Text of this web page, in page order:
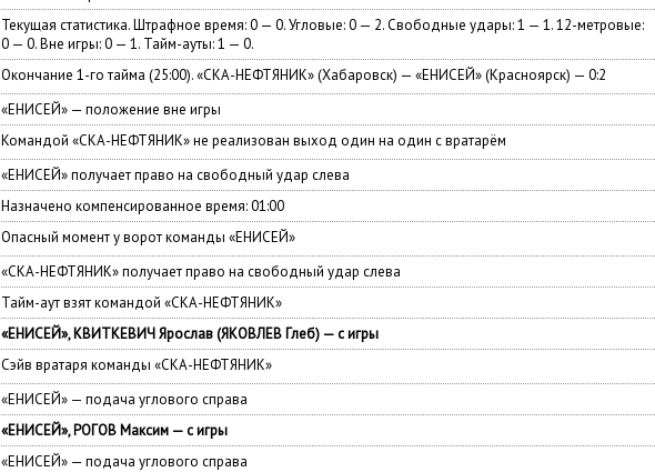
Текущая статистика. Штрафное время: 0 — 0. Угловые: 0 — 2. Свободные удары: 1 — 1. 12-метровые:
0 — 0. Вне игры: 0 — 1. Тайм-ауты: 1 — 0.
Окончание 1-го тайма (25:00). «СКА-НЕФТЯНИК» (Хабаровск) — «ЕНИСЕЙ» (Красноярск) — 0:2
«ЕНИСЕЙ» — положение вне игры
Командой «СКА-НЕФТЯНИК» не реализован выход один на один с вратарём
«ЕНИСЕЙ» получает право на свободный удар слева
Назначено компенсированное время: 01:00
Опасный момент у ворот команды «ЕНИСЕЙ»
«СКА-НЕФТЯНИК» получает право на свободный удар слева
Тайм-аут взят командой «СКА-НЕФТЯНИК»
«ЕНИСЕЙ», КВИТКЕВИЧ Ярослав (ЯКОВЛЕВ Глеб) — с игры
Сэйв вратаря команды «СКА-НЕФТЯНИК»
«ЕНИСЕЙ» — подача углового справа
«ЕНИСЕЙ», РОГОВ Максим — с игры
«ЕНИСЕЙ» — подача углового справа